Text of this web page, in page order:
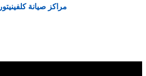
مراكز صيانة كلفينيتور